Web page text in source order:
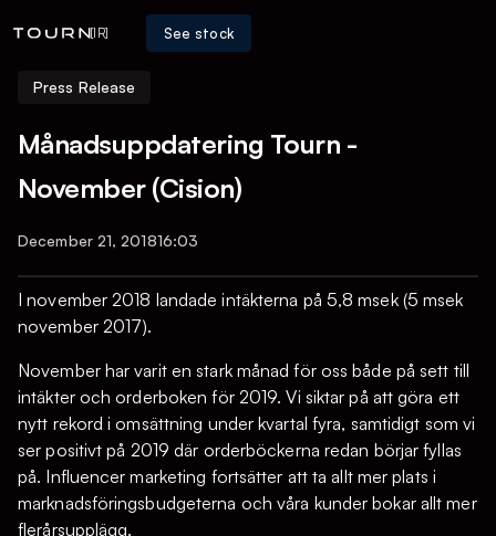
[IR] See stock
Press Release
Månadsuppdatering Tourn -
November (Cision)
December 21, 201816:03
I november 2018 landade intäkterna på 5,8 msek (5 msek
november 2017).
November har varit en stark månad för oss både på sett till
intäkter och orderboken för 2019. Vi siktar på att göra ett
nytt rekord i omsättning under kvartal fyra, samtidigt som vi
ser positivt på 2019 där orderböckerna redan börjar fyllas
på. Influencer marketing fortsätter att ta allt mer plats i
marknadsföringsbudgeterna och våra kunder bokar allt mer
flerårsupplägg.